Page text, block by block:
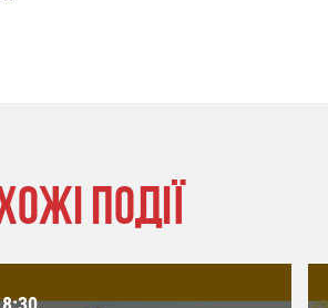
ПОДІЇ